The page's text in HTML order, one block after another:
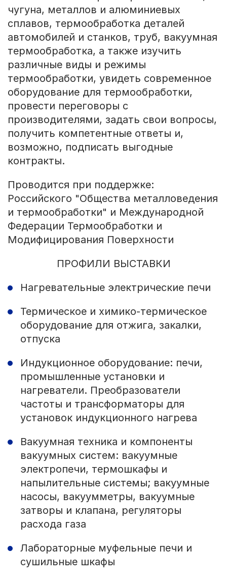
чугуна, металлов и алюминиевых
сплавов, термообработка деталей
автомобилей и станков, труб, вакуумная
термообработка, а также изучить
различные виды и режимы
термообработки, увидеть современное
оборудование для термообработки,
провести переговоры с
производителями, задать свои вопросы,
получить компетентные ответы и,
возможно, подписать выгодные
контракты.
Проводится при поддержке:
Российского "Общества металловедения
и термообработки" и Международной
Федерации Термообработки и
Модифицирования Поверхности
ПРОФИЛИ ВЫСТАВКИ
Нагревательные электрические печи
Термическое и химико-термическое
оборудование для отжига, закалки,
отпуска
Индукционное оборудование: печи,
промышленные установки и
нагреватели. Преобразователи
частоты и трансформаторы для
установок индукционного нагрева
Вакуумная техника и компоненты
вакуумных систем: вакуумные
электропечи, термошкафы и
напылительные системы; вакуумные
насосы, вакуумметры, вакуумные
затворы и клапана, регуляторы
расхода газа
Лабораторные муфельные печи и
сушильные шкафы